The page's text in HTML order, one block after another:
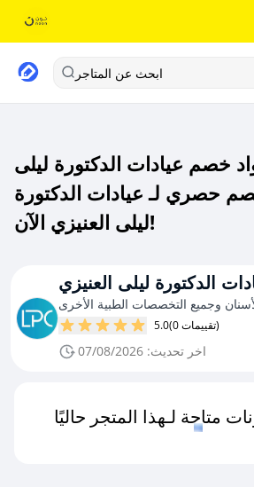
ابحث عن المتاجر
خصم عيادات الدكتورة ليلى
حصري لـ عيادات الدكتورة
ليلى العنيزي الآن!
الدكتورة ليلى العنيزي
وجميع التخصصات الطبية الأخرى
5.0 (0 تقييمات)
اخر تحديث: 07/08/2026